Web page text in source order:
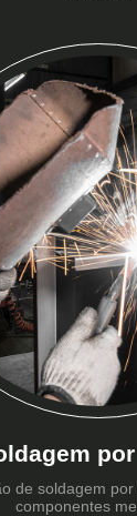
de soldagem
componentes